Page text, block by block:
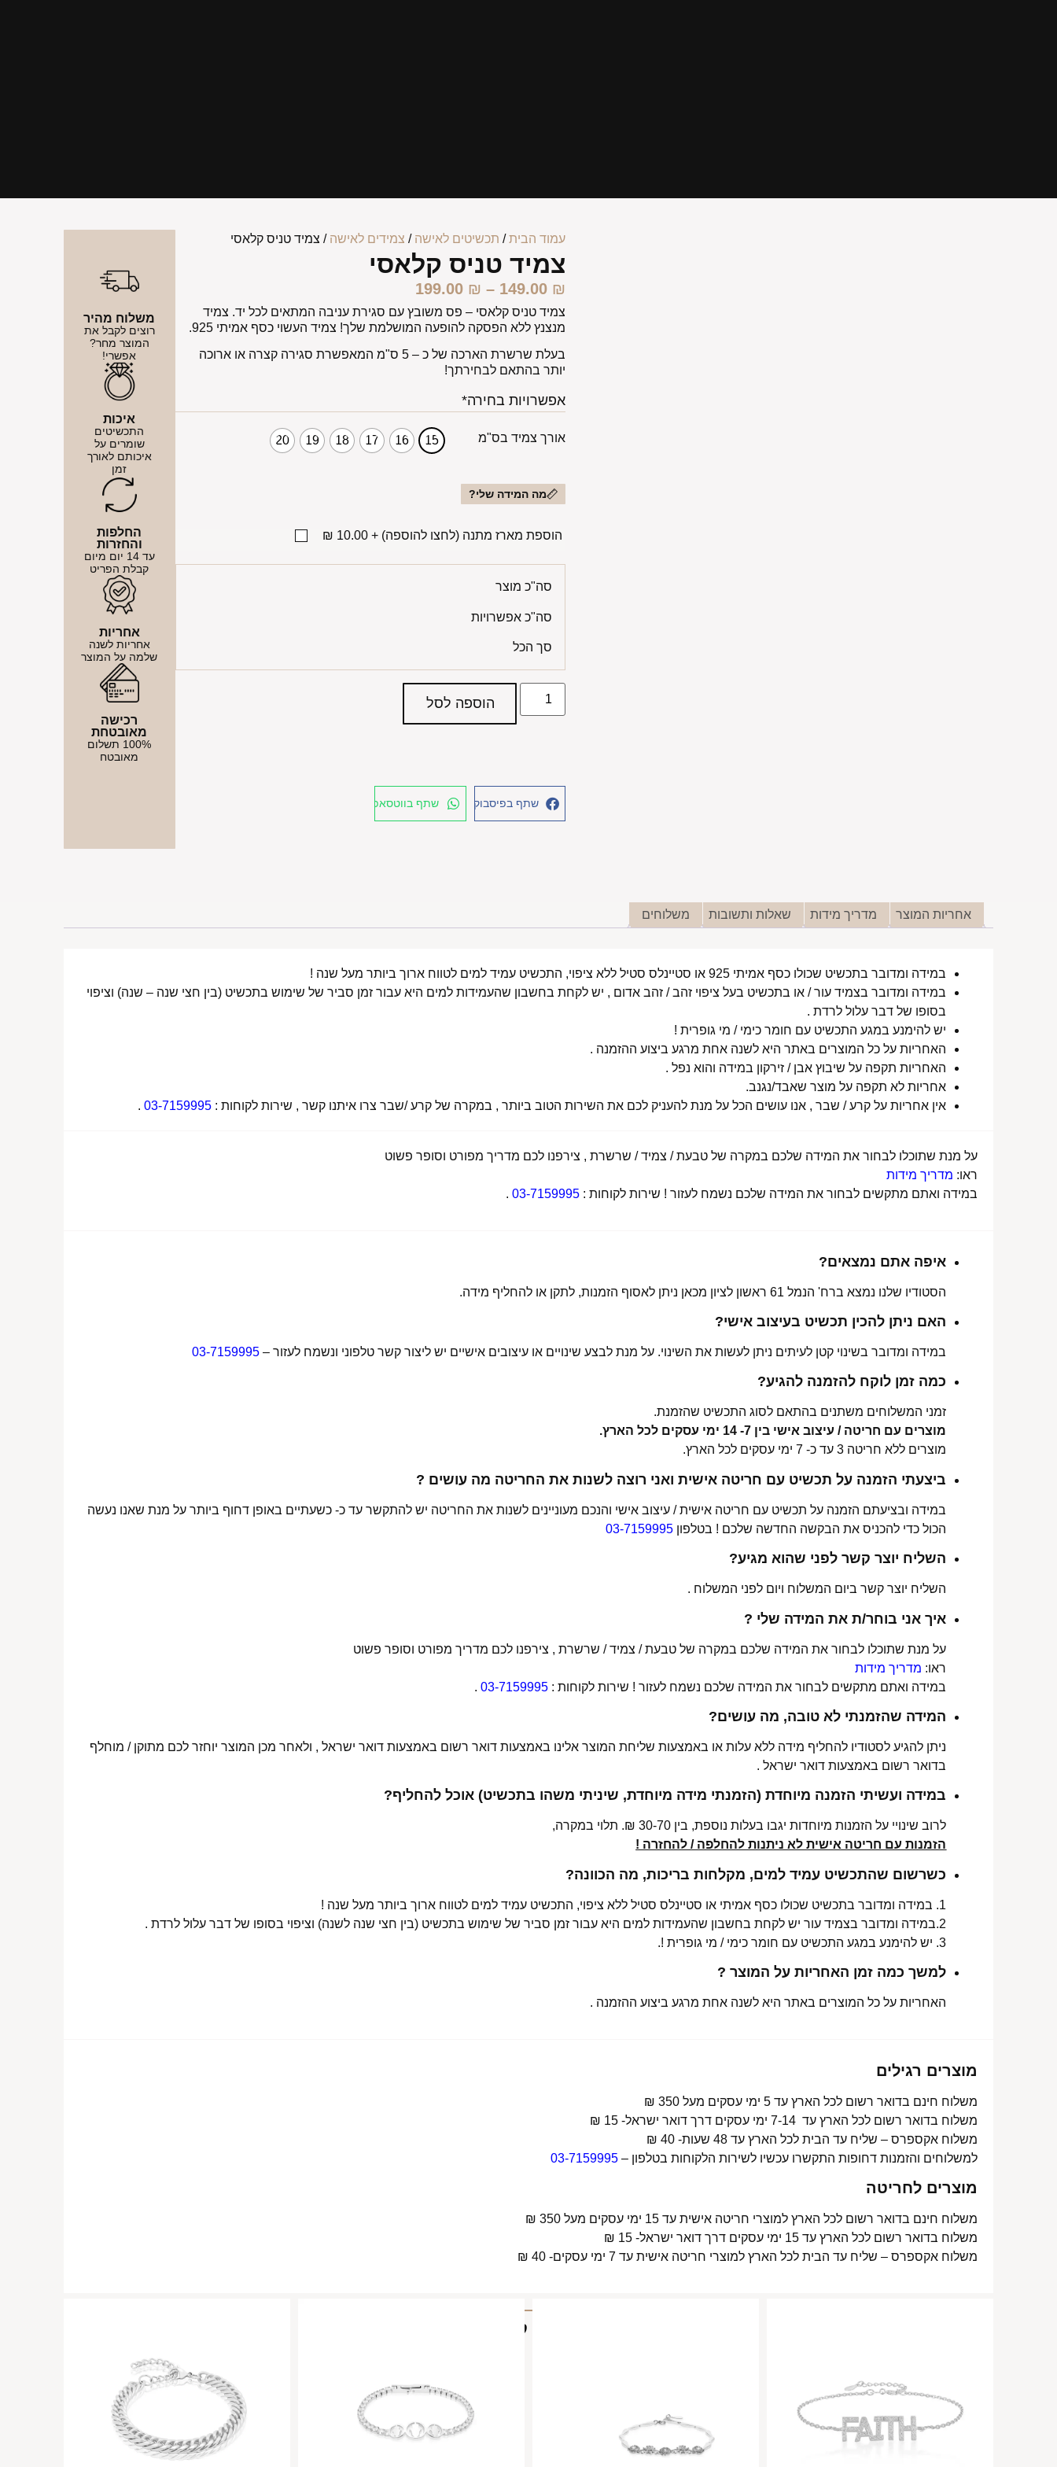
עמוד הבית/ תכשיטים לאישה / צמידים לאישה / צמיד טניס קלאסי
צמיד טניס קלאסי
149.00 ₪
–
199.00 ₪
צמיד טניס קלאסי – פס משובץ עם סגירת עניבה המתאים לכל יד. צמיד
מנצנץ ללא הפסקה להופעה המושלמת שלך! צמיד העשוי כסף אמיתי 925.
בעלת שרשרת הארכה של כ – 5 ס"מ המאפשרת סגירה קצרה או ארוכה
יותר בהתאם לבחירתך!
אפשרויות בחירה*
אורך צמיד בס"מ 15
16
17
18
19
20
מה המידה שלי?
הוספת מארז מתנה (לחצו להוספה) +
10.00 ₪
סה"כ מוצר
סה"כ אפשרויות
סך הכל
הוספה לסל
שתף בפיסבוק שתף בווטסאפ
משלוח מהיר
רוצים לקבל את
המוצר מחר?
אפשרי!
איכות
התכשיטים
שומרים על
איכותם לאורך
זמן
החלפות
והחזרות
עד 14 יום מיום
קבלת הפריט
אחריות
אחריות לשנה
שלמה על המוצר
רכישה
מאובטחת
100% תשלום
מאובטח
אחריות המוצר מדריך מידות שאלות ותשובות משלוחים
במידה ומדובר בתכשיט שכולו כסף אמיתי 925 או סטיינלס סטיל ללא ציפוי, התכשיט עמיד למים לטווח ארוך ביותר מעל שנה !
במידה ומדובר בצמיד עור / או בתכשיט בעל ציפוי זהב / זהב אדום , יש לקחת בחשבון שהעמידות למים היא עבור זמן סביר של שימוש בתכשיט (בין חצי שנה – שנה) וציפוי
בסופו של דבר עלול לרדת .
יש להימנע במגע התכשיט עם חומר כימי / מי גופרית !
האחריות על כל המוצרים באתר היא לשנה אחת מרגע ביצוע ההזמנה .
האחריות תקפה על שיבוץ אבן / זירקון במידה והוא נפל .
אחריות לא תקפה על מוצר שאבד/נגנב.
אין אחריות על קרע / שבר , אנו עושים הכל על מנת להעניק לכם את השירות הטוב ביותר , במקרה של קרע /שבר צרו איתנו קשר , שירות לקוחות : 03-7159995
.
על מנת שתוכלו לבחור את המידה שלכם במקרה של טבעת / צמיד / שרשרת , צירפנו לכם מדריך מפורט וסופר פשוט
ראו: מדריך מידות
במידה ואתם מתקשים לבחור את המידה שלכם נשמח לעזור ! שירות לקוחות : 03-7159995
.
איפה אתם נמצאים?
הסטודיו שלנו נמצא ברח' הנמל 61 ראשון לציון מכאן ניתן לאסוף הזמנות, לתקן או להחליף מידה.
האם ניתן להכין תכשיט בעיצוב אישי?
במידה ומדובר בשינוי קטן לעיתים ניתן לעשות את השינוי. על מנת לבצע שינויים או עיצובים אישיים יש ליצור קשר טלפוני ונשמח לעזור – 03-7159995
כמה זמן לוקח להזמנה להגיע?
זמני המשלוחים משתנים בהתאם לסוג התכשיט שהזמנת.
מוצרים עם חריטה / עיצוב אישי בין 7- 14 ימי עסקים לכל הארץ.
מוצרים ללא חריטה 3 עד כ- 7 ימי עסקים לכל הארץ.
ביצעתי הזמנה על תכשיט עם חריטה אישית ואני רוצה לשנות את החריטה מה עושים ?
במידה ובציעתם הזמנה על תכשיט עם חריטה אישית / עיצוב אישי והנכם מעוניינים לשנות את החריטה יש להתקשר עד כ- כשעתיים באופן דחוף ביותר על מנת שאנו נעשה
הכול כדי להכניס את הבקשה החדשה שלכם ! בטלפון 03-7159995
השליח יוצר קשר לפני שהוא מגיע?
השליח יוצר קשר ביום המשלוח ויום לפני המשלוח .
איך אני בוחר/ת את המידה שלי ?
על מנת שתוכלו לבחור את המידה שלכם במקרה של טבעת / צמיד / שרשרת , צירפנו לכם מדריך מפורט וסופר פשוט
ראו: מדריך מידות
במידה ואתם מתקשים לבחור את המידה שלכם נשמח לעזור ! שירות לקוחות : 03-7159995
.
המידה שהזמנתי לא טובה, מה עושים?
ניתן להגיע לסטודיו להחליף מידה ללא עלות או באמצעות שליחת המוצר אלינו באמצעות דואר רשום באמצעות דואר ישראל , ולאחר מכן המוצר יוחזר לכם מתוקן / מוחלף
בדואר רשום באמצעות דואר ישראל .
במידה ועשיתי הזמנה מיוחדת (הזמנתי מידה מיוחדת, שיניתי משהו בתכשיט) אוכל להחליף?
לרוב שינויי על הזמנות מיוחדות יגבו בעלות נוספת, בין 30-70 ₪. תלוי במקרה,
הזמנות עם חריטה אישית לא ניתנות להחלפה / להחזרה !
כשרשום שהתכשיט עמיד למים, מקלחות בריכות, מה הכוונה?
1. במידה ומדובר בתכשיט שכולו כסף אמיתי או סטיינלס סטיל ללא ציפוי, התכשיט עמיד למים לטווח ארוך ביותר מעל שנה !
2.במידה ומדובר בצמיד עור יש לקחת בחשבון שהעמידות למים היא עבור זמן סביר של שימוש בתכשיט (בין חצי שנה לשנה) וציפוי בסופו של דבר עלול לרדת .
3. יש להימנע במגע התכשיט עם חומר כימי / מי גופרית !.
למשך כמה זמן האחריות על המוצר ?
האחריות על כל המוצרים באתר היא לשנה אחת מרגע ביצוע ההזמנה .
מוצרים רגילים
משלוח חינם בדואר רשום לכל הארץ עד 5 ימי עסקים מעל 350 ₪
משלוח בדואר רשום לכל הארץ עד 7-14 ימי עסקים דרך דואר ישראל- 15 ₪
משלוח אקספרס – שליח עד הבית לכל הארץ עד 48 שעות- 40 ₪
למשלוחים והזמנות דחופות התקשרו עכשיו לשירות הלקוחות בטלפון – 03-7159995
מוצרים לחריטה
משלוח חינם בדואר רשום לכל הארץ למוצרי חריטה אישית עד 15 ימי עסקים מעל 350 ₪
משלוח בדואר רשום לכל הארץ עד 15 ימי עסקים דרך דואר ישראל- 15 ₪
משלוח אקספרס – שליח עד הבית לכל הארץ למוצרי חריטה אישית עד 7 ימי עסקים- 40 ₪
מוצרים קשורים